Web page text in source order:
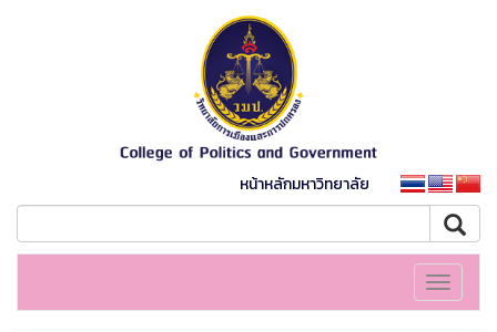
หน้าหลักมหาวิทยาลัย
Toggle